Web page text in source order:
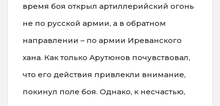
время боя открыл артиллерийский огонь
не по русской армии, а в обратном
направлении – по армии Иреванского
хана. Как только Арутюнов почувствовал,
что его действия привлекли внимание,
покинул поле боя. Однако, к несчастью,